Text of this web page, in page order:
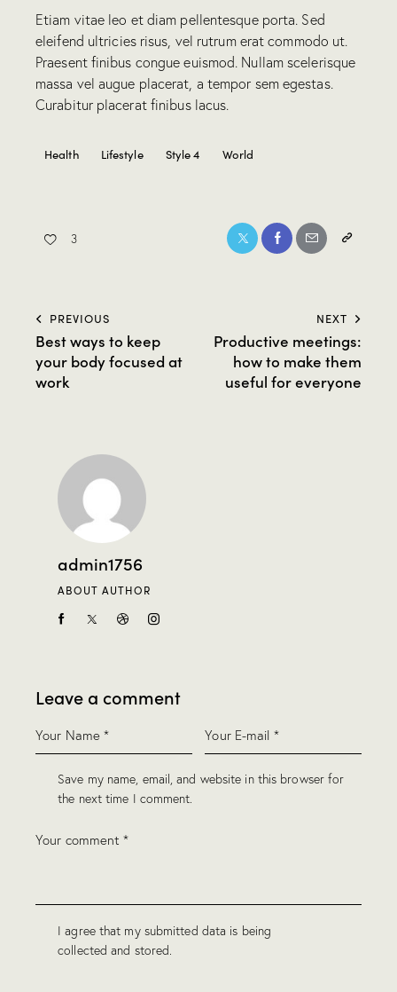
Etiam vitae leo et diam pellentesque porta. Sed
eleifend ultricies risus, vel rutrum erat commodo ut.
Praesent finibus congue euismod. Nullam scelerisque
massa vel augue placerat, a tempor sem egestas.
Curabitur placerat finibus lacus.
Health Lifestyle Style 4 World
3
PREVIOUS
Best ways to keep
your body focused at
work
NEXT
Productive meetings:
how to make them
useful for everyone
admin1756
ABOUT AUTHOR
Leave a comment
Save my name, email, and website in this browser for
the next time I comment.
I agree that my submitted data is being
collected and stored.